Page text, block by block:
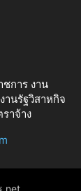
ชการ งาน
านรัฐวิสาหกิจ
าจ้าง
.net